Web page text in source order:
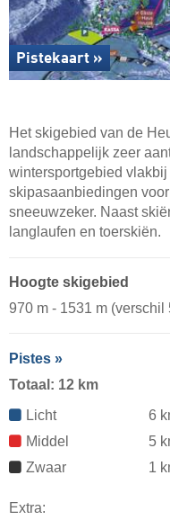
Pistekaart »
Het skigebied van de
landschappelijk zeer
wintersportgebied
skipasaanbiedingen
sneeuwzeker. Naast
langlaufen en toerskiën.
Hoogte skigebied
970 m - 1531 m (verschil
Pistes »
Totaal: 12 km
Licht
6
Middel
5
Zwaar
1
Extra: